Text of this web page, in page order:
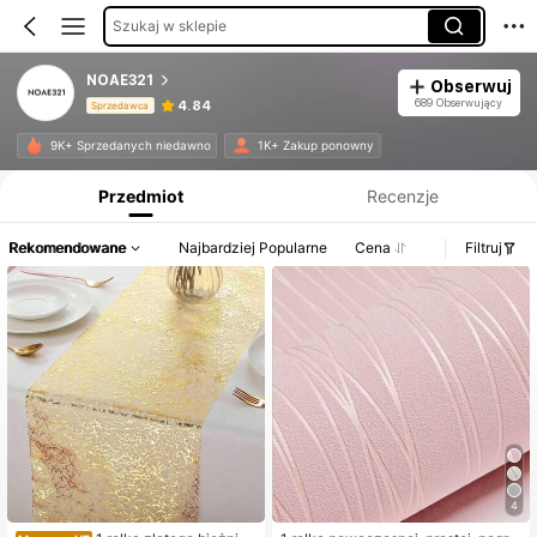
Szukaj w sklepie
NOAE321
Sprzedawca 4.84
Obserwuj
689 Obserwujący
9K+ Sprzedanych niedawno 1K+ Zakup ponowny
Przedmiot Recenzje
Rekomendowane Najbardziej Popularne Cena Filtruj
4